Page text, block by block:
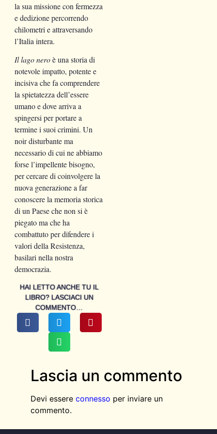
HAI LETTO ANCHE TU IL
LIBRO? LASCIACI UN
COMMENTO…
la sua missione con fermezza
e dedizione percorrendo
chilometri e attraversando
l’Italia intera.
Il lago neroè una storia di
notevole impatto, potente e
incisiva che fa comprendere
la spietatezza dell’essere
umano e dove arriva a
spingersi per portare a
termine i suoi crimini. Un
noir disturbante ma
necessario di cui ne abbiamo
forse l’impellente bisogno,
per cercare di coinvolgere la
nuova generazione a far
conoscere la memoria storica
di un Paese che non si è
piegato ma che ha
combattuto per difendere i
valori della Resistenza,
basilari nella nostra
democrazia.
Lascia un commento
Devi essere connesso per inviare un
commento.